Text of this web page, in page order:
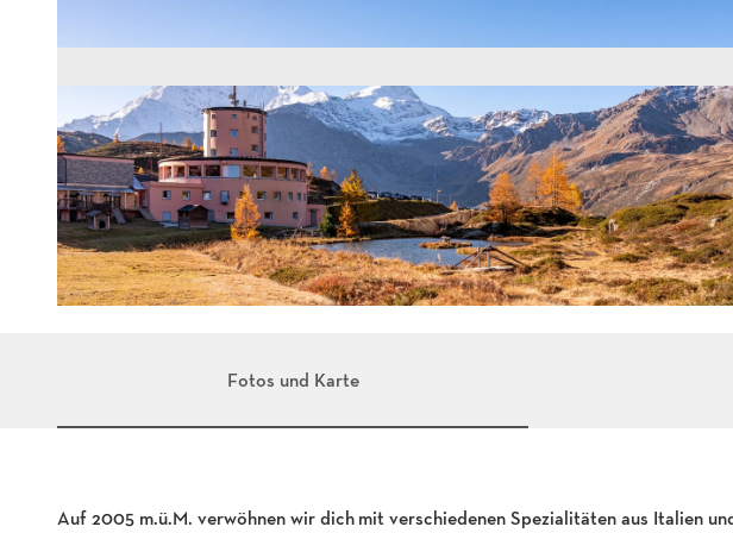
e
o
Fotos und Karte
Auf 2005 m.ü.M. verwöhnen wir dich mit verschiedenen Spezialitäten aus Italien